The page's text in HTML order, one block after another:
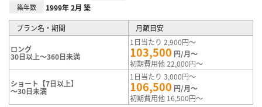
築年数 1999年 2月 築
プラン名・期間 月額目安
ロング
30日以上～360日未満
1日当たり 2,900円～
103,500 円/月～
初期費用他 22,000円～
ショート【7日以上】
～30日未満
1日当たり 3,000円～
106,500 円/月～
初期費用他 16,500円～